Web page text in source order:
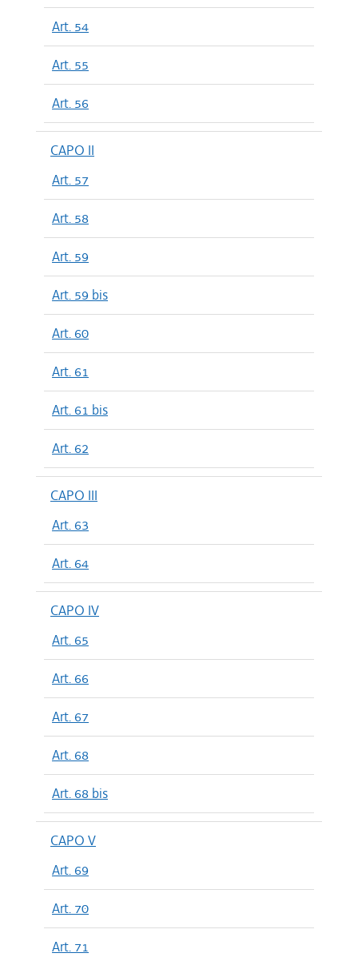
Art. 54
Art. 55
Art. 56
CAPO II
Art. 57
Art. 58
Art. 59
Art. 59 bis
Art. 60
Art. 61
Art. 61 bis
Art. 62
CAPO III
Art. 63
Art. 64
CAPO IV
Art. 65
Art. 66
Art. 67
Art. 68
Art. 68 bis
CAPO V
Art. 69
Art. 70
Art. 71